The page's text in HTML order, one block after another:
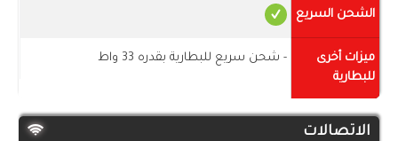
الشحن السريع
ميزات أخرى
للبطارية
- شحن سريع للبطارية بقدره 33 واط
الاتصالات